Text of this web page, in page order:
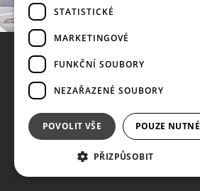
STATISTICKÉ
MARKETINGOVÉ
FUNKČNÍ SOUBORY
NEZAŘAZENÉ SOUBORY
POVOLIT VŠE POUZE NUTNÉ
PŘIZPŮSOBIT